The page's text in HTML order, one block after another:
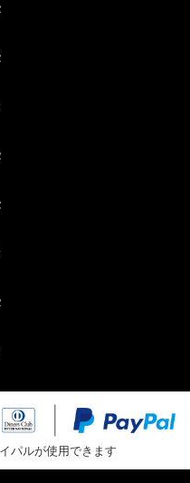
パルが使用できます